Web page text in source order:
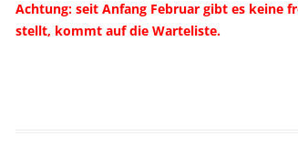
Achtung: seit Anfang Februar gibt es keine
stellt, kommt auf die Warteliste.